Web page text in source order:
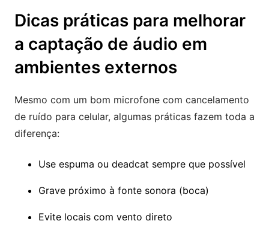
Dicas práticas para melhorar
a captação de áudio em
ambientes externos
Mesmo com um bom microfone com cancelamento
de ruído para celular, algumas práticas fazem toda a
diferença:
Use espuma ou deadcat sempre que possível
Grave próximo à fonte sonora (boca)
Evite locais com vento direto